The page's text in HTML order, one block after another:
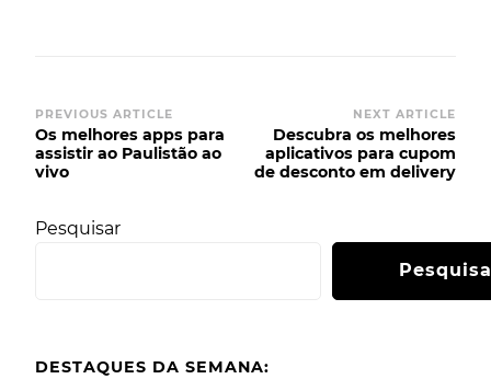
Post
Navigation
PREVIOUS ARTICLE
Os melhores apps para
assistir ao Paulistão ao
vivo
NEXT ARTICLE
Descubra os melhores
aplicativos para cupom
de desconto em delivery
Pesquisar
DESTAQUES DA SEMANA: